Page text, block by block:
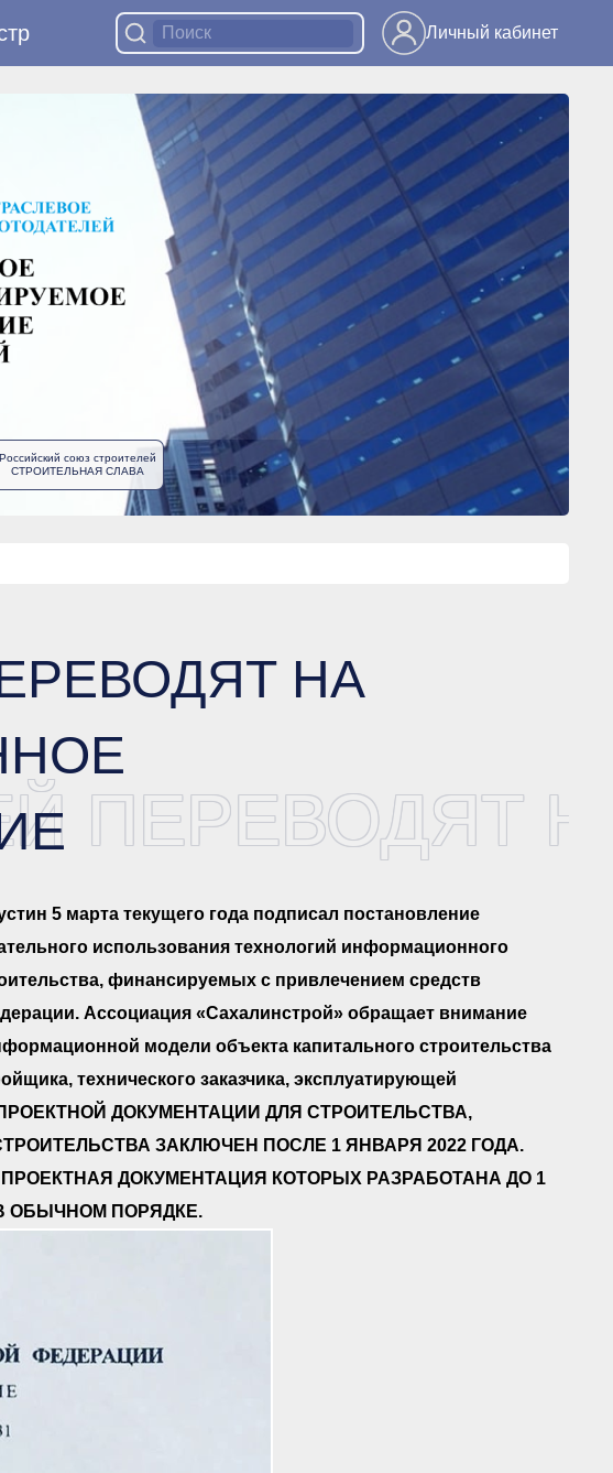
Личный кабинет
Российский союз строителей
СТРОИТЕЛЬНАЯ СЛАВА
НА
ПЕРЕВОДЯТ
5 марта текущего года подписал постановление
использования технологий информационного
финансируемых с привлечением средств
Ассоциация «Сахалинстрой» обращает внимание
модели объекта капитального строительства
технического заказчика, эксплуатирующей
ДОКУМЕНТАЦИИ ДЛЯ СТРОИТЕЛЬСТВА,
ЗАКЛЮЧЕН ПОСЛЕ 1 ЯНВАРЯ 2022 ГОДА.
ДОКУМЕНТАЦИЯ КОТОРЫХ РАЗРАБОТАНА ДО 1
ОБЫЧНОМ ПОРЯДКЕ.